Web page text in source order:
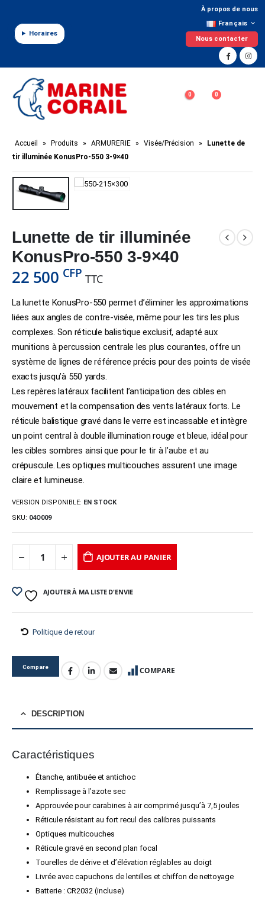
Horaires
À propos de nous
Français
Nous contacter
0 0
Accueil » Produits » ARMURERIE » Visée/Précision »
Lunette de
tir illuminée KonusPro-550 3-9×40
Lunette de tir illuminée
KonusPro-550 3-9×40
22 500 CFP TTC
La lunette KonusPro-550 permet d’éliminer les approximations
liées aux angles de contre-visée, même pour les tirs les plus
complexes. Son réticule balistique exclusif, adapté aux
munitions à percussion centrale les plus courantes, offre un
système de lignes de référence précis pour des points de visée
exacts jusqu’à 550 yards.
Les repères latéraux facilitent l’anticipation des cibles en
mouvement et la compensation des vents latéraux forts. Le
réticule balistique gravé dans le verre est incassable et intègre
un point central à double illumination rouge et bleue, idéal pour
les cibles sombres ainsi que pour le tir à l’aube et au
crépuscule. Les optiques multicouches assurent une image
claire et lumineuse.
VERSION DISPONIBLE: EN STOCK
SKU: 04O009
AJOUTER AU PANIER
AJOUTER À MA LISTE D'ENVIE
Politique de retour
Compare COMPARE
DESCRIPTION
Caractéristiques
Étanche, antibuée et antichoc
Remplissage à l’azote sec
Approuvée pour carabines à air comprimé jusqu’à 7,5 joules
Réticule résistant au fort recul des calibres puissants
Optiques multicouches
Réticule gravé en second plan focal
Tourelles de dérive et d’élévation réglables au doigt
Livrée avec capuchons de lentilles et chiffon de nettoyage
Batterie : CR2032 (incluse)